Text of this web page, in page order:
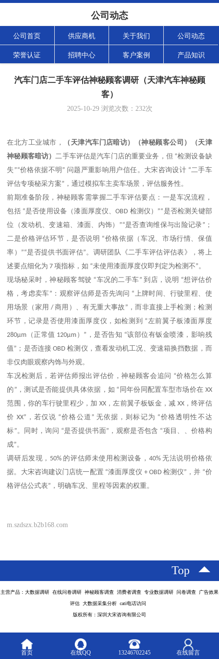
公司动态
公司首页 供应商机 关于我们 公司动态
荣誉认证 招聘中心 客户案例 产品知识
汽车门店二手车评估神秘顾客调研（天津汽车神秘顾
客）
2025-10-29浏览次数： 232次
在北方工业城市， （ 天津汽车门店暗访）（神秘顾客公司 ）（天津
神秘顾客暗访）二手车评估是汽车门店的重要业务，但 “检测设备缺
失 ”“价格依据不明 ” 问题严重影响用户信任。大宋咨询设计 “二手车
评估专项秘采方案” ，通过模拟车主卖车场景，评估服务性。
前期准备阶段，神秘顾客需掌握二手车评估要点：一是车况流程，
包括 “是否使用设备（漆面厚度仪、OBD 检测仪） ”“是否检测关键部
位（发动机、变速箱、漆面、内饰） ”“是否查询维保与出险记录” ；
二是价格评估环节，是否说明 “价格依据（车况、市场行情、保值
率） ”“是否提供书面评估”。调研团队《二手车评估评估表》，将上
述要点细化为7项指标，如 “未使用漆面厚度仪即判定为检测不”。
现场秘采时，神秘顾客驾驶 “车况的二手车”到店，说明 “想评估价
格，考虑卖车” ：观察评估师是否先询问 “上牌时间、行驶里程、使
用场景（家用 / 商用）、有无重大事故” ，而非直接上手检测；检测
环节，记录是否使用漆面厚度仪，如检测到 “左前翼子板漆面厚度
280μm （正常值 120μm ） ” ，是否告知 “该部位有钣金喷漆，影响残
值” ；是否连接OBD检测仪，查看发动机工况、变速箱换挡数据，而
非仅肉眼观察内饰与外观。
车况检测后，若评估师报出评估价，神秘顾客会追问 “价格怎么算
的 ” ，测试是否能提供具体依据，如 “ 同年份同配置车型市场价在 XX
范围，你的车行驶里程少，加 XX，左前翼子板钣金，减 XX，终评估
价 XX” ，若仅说 “价格公道 ” 无依据，则标记为 “价格透明性不达
标”。同时，询问 “是否提供书面” ，观察是否包含 “项目、、价格构
成”。
调研后发现， 50% 的评估师未使用检测设备， 40%无法说明价格依
据。大宋咨询建议门店统一配置 “漆面厚度仪 + OBD 检测仪” ，并 “价
格评估公式表” ，明确车况、里程等因素的权重。
m.szdszx.b2b168.com
Top
主营产品：大数据调研 在线问卷调研 神秘顾客调查 消费者调查 专业数据调研 问卷调查 广告效果
评估 大数据采集分析 cati电话访问
版权所有：深圳大宋咨询有限公司
首页 在线QQ 13246702245 在线留言